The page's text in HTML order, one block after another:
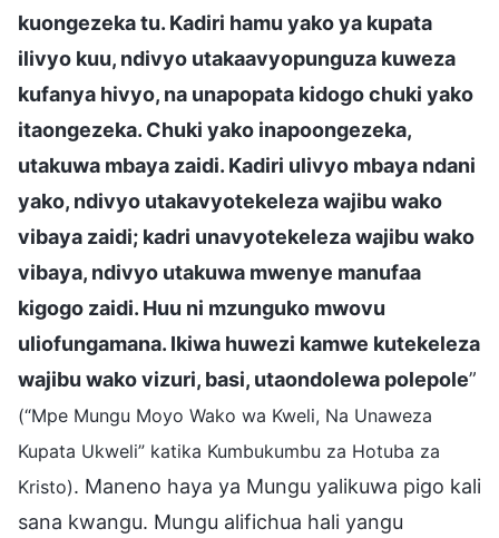
kuongezeka tu. Kadiri hamu yako ya kupata
ilivyo kuu, ndivyo utakaavyopunguza kuweza
kufanya hivyo, na unapopata kidogo chuki yako
itaongezeka. Chuki yako inapoongezeka,
utakuwa mbaya zaidi. Kadiri ulivyo mbaya ndani
yako, ndivyo utakavyotekeleza wajibu wako
vibaya zaidi; kadri unavyotekeleza wajibu wako
vibaya, ndivyo utakuwa mwenye manufaa
kigogo zaidi. Huu ni mzunguko mwovu
uliofungamana. Ikiwa huwezi kamwe kutekeleza
wajibu wako vizuri, basi, utaondolewa polepole”
(“Mpe Mungu Moyo Wako wa Kweli, Na Unaweza
Kupata Ukweli” katika Kumbukumbu za Hotuba za
Kristo). Maneno haya ya Mungu yalikuwa pigo kali
sana kwangu. Mungu alifichua hali yangu